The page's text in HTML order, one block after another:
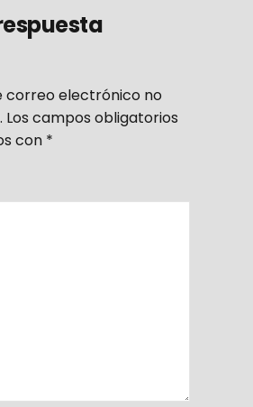
correo electrónico no
Los campos obligatorios
con *